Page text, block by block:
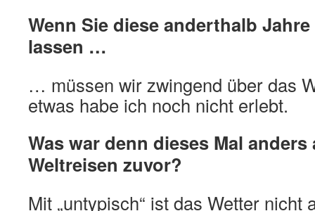
Wenn Sie diese anderthalb
lassen …
… müssen wir zwingend über das
etwas habe ich noch nicht erlebt.
Was war denn dieses Mal
Weltreisen zuvor?
Mit „untypisch“ ist das Wetter nicht